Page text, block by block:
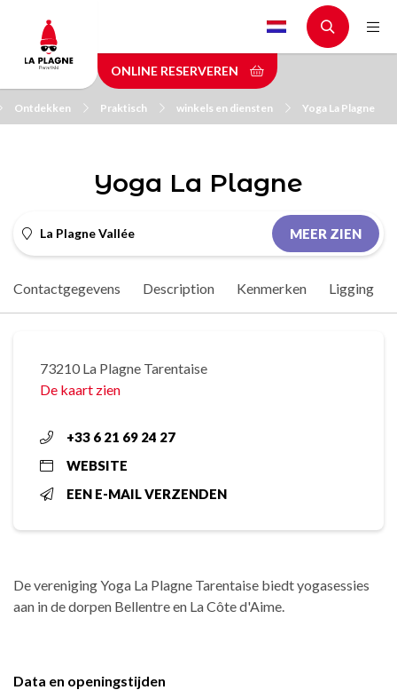
main
content
ONLINE RESERVEREN
Ontdekken Praktisch winkels en diensten Yoga La Plagne
Yoga La Plagne
La Plagne Vallée MEER ZIEN
Contactgegevens Description Kenmerken Ligging
73210 La Plagne Tarentaise
De kaart zien
+33 6 21 69 24 27
WEBSITE
EEN E-MAIL VERZENDEN
De vereniging Yoga La Plagne Tarentaise biedt yogasessies
aan in de dorpen Bellentre en La Côte d'Aime.
Data en openingstijden